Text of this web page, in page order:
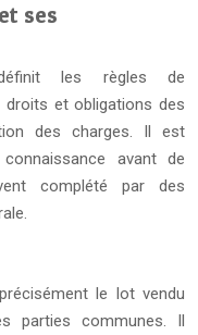
ses
les règles de
et obligations des
des charges. Il est
avant de
complété par des
le lot vendu
parties communes. Il